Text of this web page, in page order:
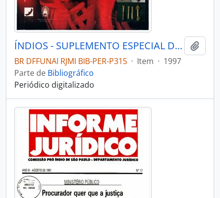
ÍNDIOS - SUPLEMENTO ESPECIAL DO JORNAL RADICAL 1997 - 1997
BR DFFUNAI RJMI BIB-PER-P315 · Item · 1997
Parte de Bibliográfico
Periódico digitalizado